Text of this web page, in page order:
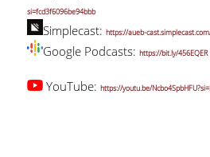
si=fcd3f6096be94bbb
Simplecast: https://aueb-
Google Podcasts: https://bit.ly/456EQER
YouTube: https://youtu.be/